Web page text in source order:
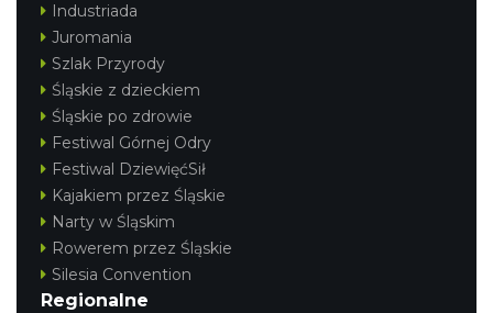
Industriada
Juromania
Szlak Przyrody
Śląskie z dzieckiem
Śląskie po zdrowie
Festiwal Górnej Odry
Festiwal DziewięćSił
Kajakiem przez Śląskie
Narty w Śląskim
Rowerem przez Śląskie
Silesia Convention
Regionalne